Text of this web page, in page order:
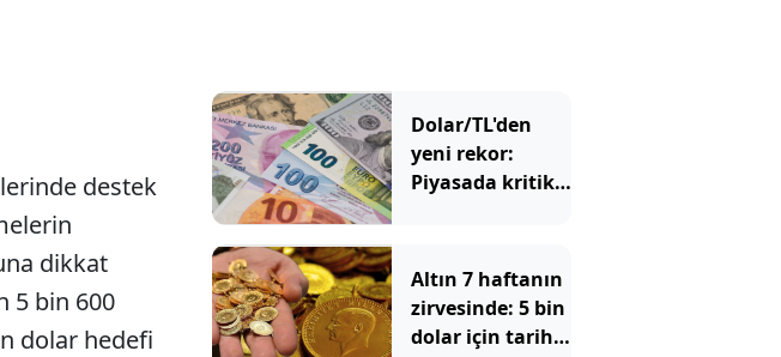
destek
dikkat
5 bin 600
dolar hedefi
Dolar/TL'den
yeni rekor:
Piyasada kritik
alarmı!
Altın 7 haftanın
zirvesinde: 5 bin
dolar için tarih